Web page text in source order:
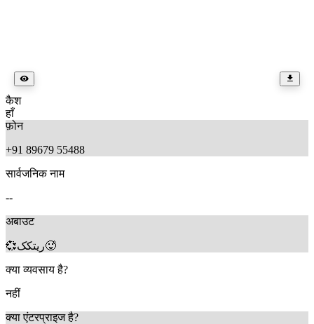
कैश
हाँ
फ़ोन
+91 89679 55488
सार्वजनिक नाम
--
अबाउट
💞ریتکک🥵
क्या व्यवसाय है?
नहीं
क्या एंटरप्राइज है?